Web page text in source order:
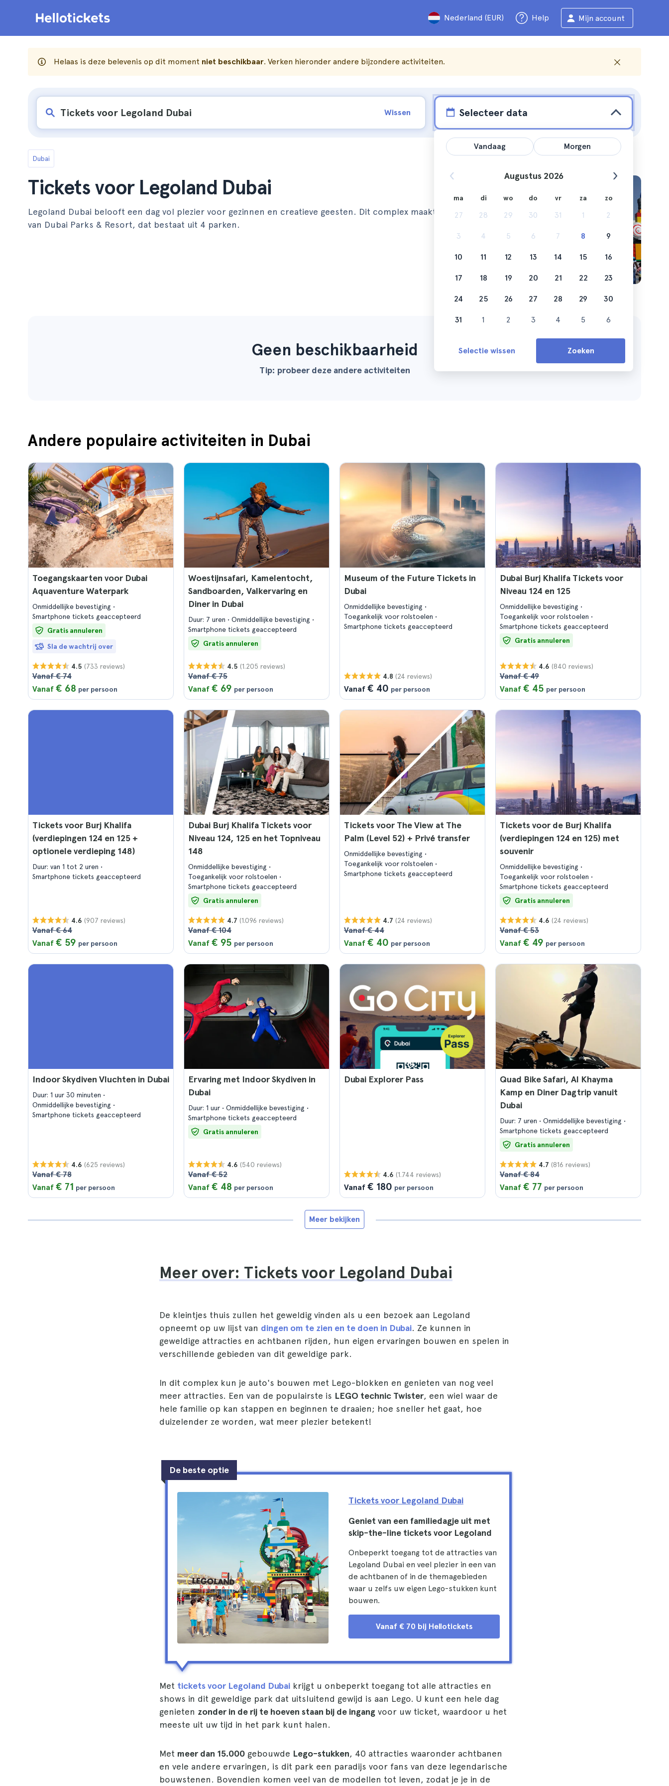
Nederland (EUR) Help Mijn account
Helaas is deze belevenis op dit moment niet beschikbaar. Verken hieronder andere bijzondere activiteiten.
Wissen Selecteer data
Dubai
Tickets voor Legoland Dubai
Legoland Dubai belooft een dag vol plezier voor gezinnen en creatieve geesten. Dit complex maakt deel uit
van Dubai Parks & Resort, dat bestaat uit 4 parken.
Geen beschikbaarheid
Tip: probeer deze andere activiteiten
Andere populaire activiteiten in Dubai
Toegangskaarten voor Dubai
Aquaventure Waterpark
Onmiddellijke bevestiging
Smartphone tickets geaccepteerd
Gratis annuleren
Sla de wachtrij over
4.5 (733 reviews)
Vanaf € 74
Vanaf € 68 per persoon
Woestijnsafari, Kamelentocht,
Sandboarden, Valkervaring en
Diner in Dubai
Duur: 7 uren
Onmiddellijke bevestiging
Smartphone tickets geaccepteerd
Gratis annuleren
4.5 (1.205 reviews)
Vanaf € 75
Vanaf € 69 per persoon
Museum of the Future Tickets in
Dubai
Onmiddellijke bevestiging
Toegankelijk voor rolstoelen
Smartphone tickets geaccepteerd
4.8 (24 reviews)
Vanaf € 40 per persoon
Dubai Burj Khalifa Tickets voor
Niveau 124 en 125
Onmiddellijke bevestiging
Toegankelijk voor rolstoelen
Smartphone tickets geaccepteerd
Gratis annuleren
4.6 (840 reviews)
Vanaf € 49
Vanaf € 45 per persoon
Tickets voor Burj Khalifa
(verdiepingen 124 en 125 +
optionele verdieping 148)
Duur: van 1 tot 2 uren
Smartphone tickets geaccepteerd
4.6 (907 reviews)
Vanaf € 64
Vanaf € 59 per persoon
Dubai Burj Khalifa Tickets voor
Niveau 124, 125 en het Topniveau
148
Onmiddellijke bevestiging
Toegankelijk voor rolstoelen
Smartphone tickets geaccepteerd
Gratis annuleren
4.7 (1.096 reviews)
Vanaf € 104
Vanaf € 95 per persoon
Tickets voor The View at The
Palm (Level 52) + Privé transfer
Onmiddellijke bevestiging
Toegankelijk voor rolstoelen
Smartphone tickets geaccepteerd
4.7 (24 reviews)
Vanaf € 44
Vanaf € 40 per persoon
Tickets voor de Burj Khalifa
(verdiepingen 124 en 125) met
souvenir
Onmiddellijke bevestiging
Toegankelijk voor rolstoelen
Smartphone tickets geaccepteerd
Gratis annuleren
4.6 (24 reviews)
Vanaf € 53
Vanaf € 49 per persoon
Indoor Skydiven Vluchten in Dubai
Duur: 1 uur 30 minuten
Onmiddellijke bevestiging
Smartphone tickets geaccepteerd
4.6 (625 reviews)
Vanaf € 78
Vanaf € 71 per persoon
Ervaring met Indoor Skydiven in
Dubai
Duur: 1 uur
Onmiddellijke bevestiging
Smartphone tickets geaccepteerd
Gratis annuleren
4.6 (540 reviews)
Vanaf € 52
Vanaf € 48 per persoon
Dubai Explorer Pass
4.6 (1.744 reviews)
Vanaf € 180 per persoon
Quad Bike Safari, Al Khayma
Kamp en Diner Dagtrip vanuit
Dubai
Duur: 7 uren
Onmiddellijke bevestiging
Smartphone tickets geaccepteerd
Gratis annuleren
4.7 (816 reviews)
Vanaf € 84
Vanaf € 77 per persoon
Meer bekijken
Meer over: Tickets voor Legoland Dubai
De kleintjes thuis zullen het geweldig vinden als u een bezoek aan Legoland
opneemt op uw lijst van dingen om te zien en te doen in Dubai. Ze kunnen in
geweldige attracties en achtbanen rijden, hun eigen ervaringen bouwen en spelen in
verschillende gebieden van dit geweldige park.
In dit complex kun je auto's bouwen met Lego-blokken en genieten van nog veel
meer attracties. Een van de populairste is LEGO technic Twister, een wiel waar de
hele familie op kan stappen en beginnen te draaien; hoe sneller het gaat, hoe
duizelender ze worden, wat meer plezier betekent!
De beste optie
Tickets voor Legoland Dubai
Geniet van een familiedagje uit met
skip-the-line tickets voor Legoland
Onbeperkt toegang tot de attracties van
Legoland Dubai en veel plezier in een van
de achtbanen of in de themagebieden
waar u zelfs uw eigen Lego-stukken kunt
bouwen.
Vanaf € 70 bij Hellotickets
Met tickets voor Legoland Dubai krijgt u onbeperkt toegang tot alle attracties en
shows in dit geweldige park dat uitsluitend gewijd is aan Lego. U kunt een hele dag
genieten zonder in de rij te hoeven staan bij de ingang voor uw ticket, waardoor u het
meeste uit uw tijd in het park kunt halen.
Met meer dan 15.000 gebouwde Lego-stukken, 40 attracties waaronder achtbanen
en vele andere ervaringen, is dit park een paradijs voor fans van deze legendarische
bouwstenen. Bovendien komen veel van de modellen tot leven, zodat je je in de
Vandaag Morgen
Augustus 2026
ma di wo do vr za zo
27 28 29 30 31 1 2
3 4 5 6 7 8 9
10 11 12 13 14 15 16
17 18 19 20 21 22 23
24 25 26 27 28 29 30
31 1 2 3 4 5 6
Selectie wissen Zoeken